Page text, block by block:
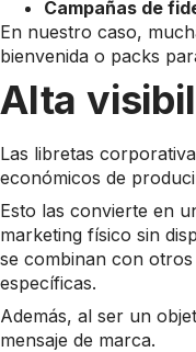
Campañas de
En nuestro caso,
bienvenida o packs
Alta
Las libretas
económicos de
Esto las convierte en
marketing físico sin
se combinan con
específicas.
Además, al ser un
mensaje de marca.